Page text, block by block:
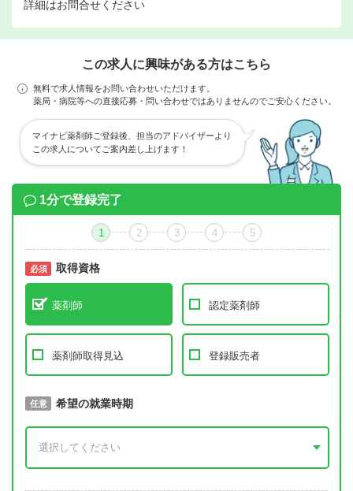
詳細はお問合せください
この求人に興味がある方はこちら
無料で求人情報をお問い合わせいただけます。
薬局・病院等への直接応募・問い合わせではありませんのでご安心ください。
マイナビ薬剤師ご登録後、担当のアドバイザーより
この求人についてご案内差し上げます！
1分で登録完了
1 2 3 4 5
必須 取得資格
薬剤師 認定薬剤師
薬剤師取得見込 登録販売者
必須 取得予定年
任意 希望の就業時期